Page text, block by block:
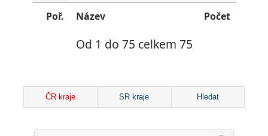
Poř.
Název Počet
Od 1 do 75 celkem 75
ČR kraje SR kraje Hledat